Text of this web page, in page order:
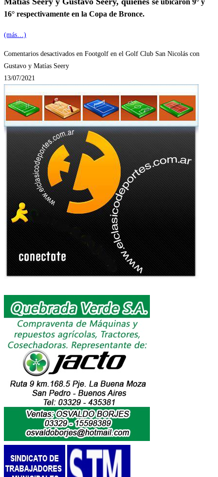
e ubicaron 9° y
16° respectivamente en la Copa de Bronce.
(más…)
Comentarios desactivados en Footgolf en el Golf Club San Nicolás con
Gustavo y Matías Seery
13/07/2021